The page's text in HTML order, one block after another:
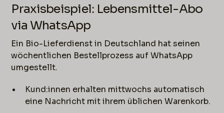
Praxisbeispiel: Lebensmittel-Abo
via WhatsApp
Ein Bio-Lieferdienst in Deutschland hat seinen
wöchentlichen Bestellprozess auf WhatsApp
umgestellt.
Kund:innen erhalten mittwochs automatisch
eine Nachricht mit ihrem üblichen Warenkorb.